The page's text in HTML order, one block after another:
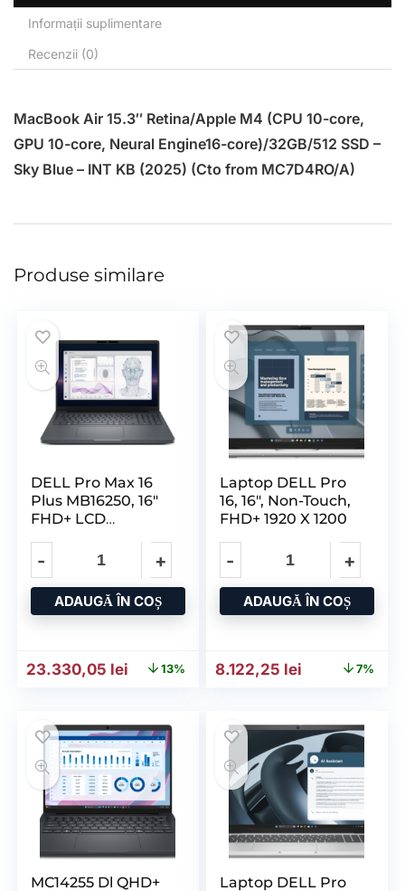
Informații suplimentare
Recenzii (0)
MacBook Air 15.3″ Retina/Apple M4 (CPU 10-core,
GPU 10-core, Neural Engine16-core)/32GB/512 SSD –
Sky Blue – INT KB (2025) (Cto from MC7D4RO/A)
Produse similare
DELL Pro Max 16
Plus MB16250, 16″
FHD+ LCD
ADAUGĂ ÎN COȘ
Prețul inițial a fost: 26.743,87 lei.
23.330,05 lei Prețul curent este: 23.330,05 lei.
13%
Laptop DELL Pro
16, 16″, Non-Touch,
FHD+ 1920 X 1200
ADAUGĂ ÎN COȘ
Prețul inițial a fost:
8.122,25 lei Prețul7%
MC14255 Dl QHD+
Laptop DELL Pro